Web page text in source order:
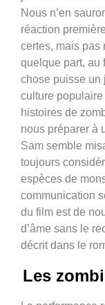
Nous n’en
réaction
certes, mais pas
quelque part, au
chose puisse un
culture
histoires de
nous préparer à
Sam semble
toujours
espèces de
communication
du film est de
d’âme sans le
décrit dans le
Les